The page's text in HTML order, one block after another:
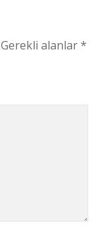
Gerekli alanlar*